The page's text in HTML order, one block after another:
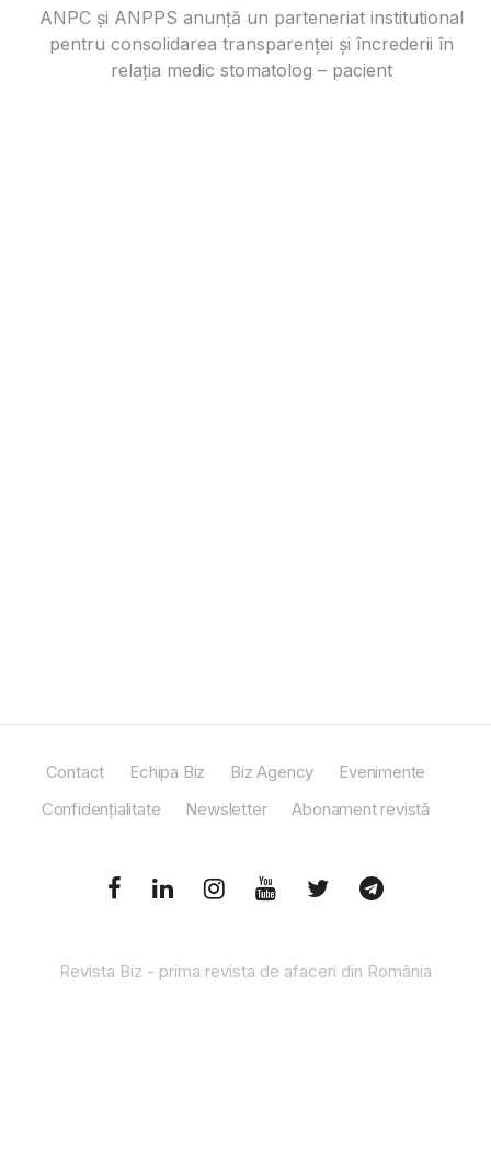
ANPC și ANPPS anunță un parteneriat institutional
pentru consolidarea transparenței și încrederii în
relația medic stomatolog – pacient
Contact Echipa Biz Biz Agency
Evenimente
Confidențialitate
Newsletter Abonament revistă
Revista Biz - prima revista de afaceri din România